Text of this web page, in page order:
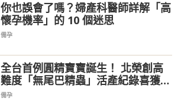
你也誤會了嗎？婦產科醫師詳解「高
懷孕機率」的 10 個迷思
備孕
全台首例圓精寶寶誕生！ 北榮創高
難度「無尾巴精蟲」活產紀錄喜獲2
千金
備孕